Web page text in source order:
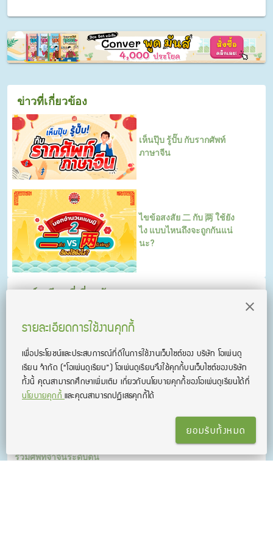
ข่าวที่เกี่ยวข้อง
เห็นปุ๊บ รู้ปั๊บ กับรากศัพท์
ภาษาจีน
ไขข้อสงสัย 二 กับ 两 ใช้ยัง
ไง แบบไหนถึงจะถูกกันแน่
นะ?
คอร์สเรียนที่เกี่ยวข้อง
รวมศัพท์จำจีนระดับต้น
รายละเอียดการใช้งานคุกกี้
เพื่อประโยชน์และประสบการณ์ที่ดีในการใช้งานเว็บไซต์ของ บริษัท โอเพ่นดู
เรียน จํากัด (“โอเพ่นดูเรียน”)โอเพ่นดูเรียนจึงใช้คุกกี้บนเว็บไซต์ของบริษัท
ทั้งนี้ คุณสามารถศึกษาเพิ่มเติม เกี่ยวกับนโยบายคุกกี้ของโอเพ่นดูเรียนได้ที่
นโยบายคุกกี้และคุณสามารถปฏิเสธคุกกี้ได้
ยอมรับทั้งหมด